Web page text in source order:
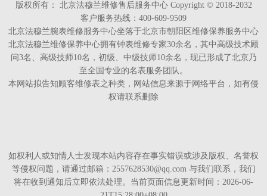
版权所有： 北京法穆兰维修售后服务中心 Copyright © 2018-2032
客户服务热线：400-609-9509
北京法穆兰腕表维修服务中心坐落于北京市朝阳区维修保养服务中心
北京法穆兰维修保养中心拥有钟表维修专家30余名，其中高级技术顾
问3名、高级技师10名，初级、中级技师10余名，现已形成了北京乃
至全国专业的名表服务团队。
本网站拟告知顾客维修表之种类，网站信息来源于网络平台，如有侵
权请联系删除
如权利人或知情人士发现本站内容存在事实错误或涉及版权、名誉权
等侵权问题，请通过邮箱：2557628530@qq.com 与我们联系，我们
将在收到通知后立即依法处理。当前页面信息更新时间：2026-06-